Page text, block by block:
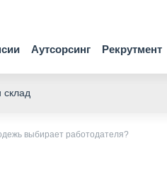
Аутсорсинг Рекрутмент
склад
выбирает работодателя?